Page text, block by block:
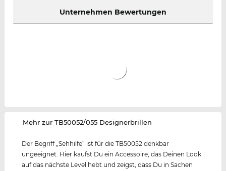
Unternehmen Bewertungen
‌Mehr zur TB50052/055 Designerbrillen
Der Begriff „Sehhilfe“ ist für die TB50052 denkbar
ungeeignet. Hier kaufst Du ein Accessoire, das Deinen Look
auf das nächste Level hebt und zeigst, dass Du in Sachen